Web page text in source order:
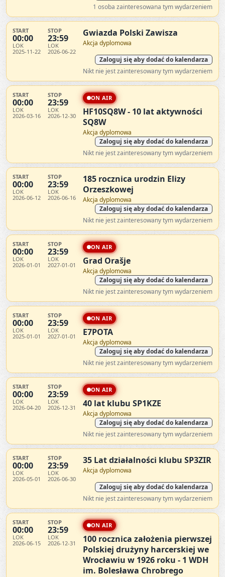
1 osoba zainteresowana tym wydarzeniem
START
00:00
LOK
2025-11-22
STOP
23:59
LOK
2026-06-22
Gwiazda Polski Zawisza
Akcja dyplomowa
Zaloguj się aby dodać do kalendarza
Nikt nie jest zainteresowany tym wydarzeniem
START
00:00
LOK
2026-03-16
STOP
23:59
LOK
2026-12-30
ON AIR
HF10SQ8W - 10 lat aktywności
SQ8W
Akcja dyplomowa
Zaloguj się aby dodać do kalendarza
Nikt nie jest zainteresowany tym wydarzeniem
START
00:00
LOK
2026-06-12
STOP
23:59
LOK
2026-06-16
185 rocznica urodzin Elizy
Orzeszkowej
Akcja dyplomowa
Zaloguj się aby dodać do kalendarza
Nikt nie jest zainteresowany tym wydarzeniem
START
00:00
LOK
2026-01-01
STOP
23:59
LOK
2027-01-01
ON AIR
Grad Orašje
Akcja dyplomowa
Zaloguj się aby dodać do kalendarza
Nikt nie jest zainteresowany tym wydarzeniem
START
00:00
LOK
2025-01-01
STOP
23:59
LOK
2027-01-01
ON AIR
E7POTA
Akcja dyplomowa
Zaloguj się aby dodać do kalendarza
Nikt nie jest zainteresowany tym wydarzeniem
START
00:00
LOK
2026-04-20
STOP
23:59
LOK
2026-12-31
ON AIR
40 lat klubu SP1KZE
Akcja dyplomowa
Zaloguj się aby dodać do kalendarza
Nikt nie jest zainteresowany tym wydarzeniem
START
00:00
LOK
2026-05-01
STOP
23:59
LOK
2026-06-30
35 Lat działalności klubu SP3ZIR
Akcja dyplomowa
Zaloguj się aby dodać do kalendarza
Nikt nie jest zainteresowany tym wydarzeniem
START
00:00
LOK
2026-06-15
STOP
23:59
LOK
2026-12-31
ON AIR
100 rocznica założenia pierwszej
Polskiej drużyny harcerskiej we
Wrocławiu w 1926 roku - 1 WDH
im. Bolesława Chrobrego